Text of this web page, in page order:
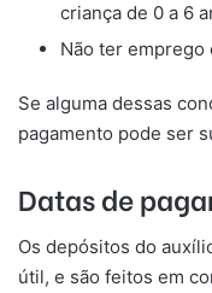
criança de 0 a 6
Não ter emprego
Se alguma dessas
pagamento pode ser
Datas de
Os depósitos do
útil, e são feitos em